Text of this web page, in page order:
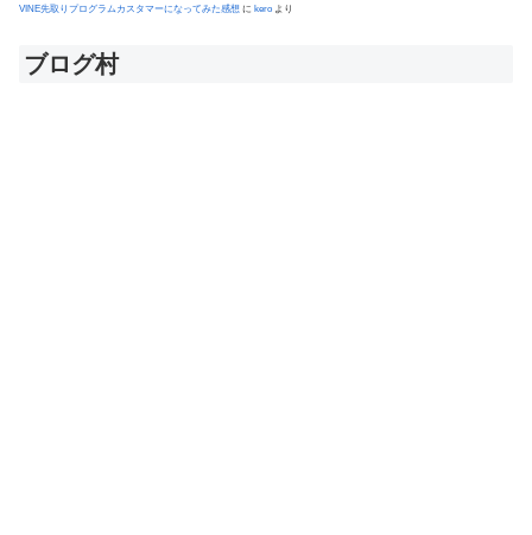
VINE先取りプログラムカスタマーになってみた感想 に kero より
ブログ村